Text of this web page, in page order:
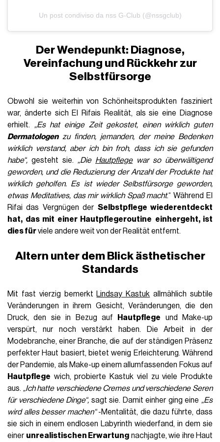
Un post condiviso da nss G-Club (@nssgclub)
Der Wendepunkt: Diagnose,
Vereinfachung und Rückkehr zur
Selbstfürsorge
Obwohl sie weiterhin von Schönheitsprodukten fasziniert
war, änderte sich El Rifais Realität, als sie eine Diagnose
erhielt. „Es hat einige Zeit gekostet, einen wirklich guten
Dermatologenzu finden, jemanden, der meine Bedenken
wirklich verstand, aber ich bin froh, dass ich sie gefunden
habe“, gesteht sie. „Die Hautpflegewar so überwältigend
geworden, und die Reduzierung der Anzahl der Produkte hat
wirklich geholfen. Es ist wieder Selbstfürsorge geworden,
etwas Meditatives, das mir wirklich Spaß macht.“ Während El
Rifai das Vergnügen der Selbstpflege wiederentdeckt
hat, das mit einer Hautpflegeroutine einhergeht, ist
dies fürviele andere weit von der Realität entfernt.
Altern unter dem Blick ästhetischer
Standards
Mit fast vierzig bemerkt Lindsay Kastuk allmählich subtile
Veränderungen in ihrem Gesicht, Veränderungen, die den
Druck, den sie in Bezug auf
Hautpflege und Make-up
verspürt, nur noch verstärkt haben. Die Arbeit in der
Modebranche, einer Branche, die auf der ständigen Präsenz
perfekter Haut basiert, bietet wenig Erleichterung. Während
der Pandemie, als Make-up einem allumfassenden Fokus auf
Hautpflege wich, probierte Kastuk viel zu viele Produkte
aus. „Ich hatte verschiedene Cremes und verschiedene Seren
für verschiedene Dinge“, sagt sie. Damit einher ging eine „Es
wird alles besser machen“-Mentalität, die dazu führte, dass
sie sich in einem endlosen Labyrinth wiederfand, in dem sie
einer unrealistischen Erwartung nachjagte, wie ihre Haut